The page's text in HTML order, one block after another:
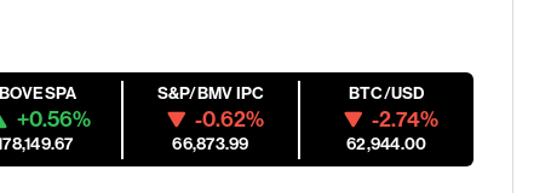
+0.56%
S&P/BMV IPC
-0.62%
66,873.99
BTC/USD
-2.74%
62,944.00